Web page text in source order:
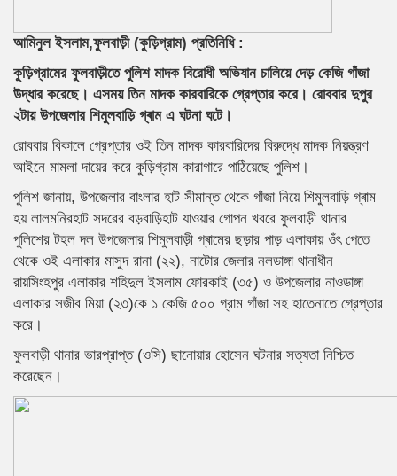
আমিনুল ইসলাম,ফুলবাড়ী (কুড়িগ্রাম) প্রতিনিধি :
কুড়িগ্রামের ফুলবাড়ীতে পুলিশ মাদক বিরোধী অভিযান চালিয়ে দেড় কেজি গাঁজা
উদ্ধার করেছে। এসময় তিন মাদক কারবারিকে গ্রেপ্তার করে। রোববার দুপুর
২টায় উপজেলার শিমুলবাড়ি গ্ৰাম এ ঘটনা ঘটে।
রোববার বিকালে গ্রেপ্তার ওই তিন মাদক কারবারিদের বিরুদ্ধে মাদক নিয়ন্ত্রণ
আইনে মামলা দায়ের করে কুড়িগ্রাম কারাগারে পাঠিয়েছে পুলিশ।
পুলিশ জানায়, উপজেলার বাংলার হাট সীমান্ত থেকে গাঁজা নিয়ে শিমুলবাড়ি গ্ৰাম
হয় লালমনিরহাট সদরের বড়বাড়িহাট যাওয়ার গোপন খবরে ফুলবাড়ী থানার
পুলিশের টহল দল উপজেলার শিমুলবাড়ী গ্ৰামের ছড়ার পাড় এলাকায় ওঁৎ পেতে
থেকে ওই এলাকার মাসুদ রানা (২২), নাটোর জেলার নলডাঙ্গা থানাধীন
রায়সিংহপুর এলাকার শহিদুল ইসলাম ফোরকাই (৩৫) ও উপজেলার নাওডাঙ্গা
এলাকার সজীব মিয়া (২৩)কে ১ কেজি ৫০০ গ্রাম গাঁজা সহ হাতেনাতে গ্রেপ্তার
করে।
ফুলবাড়ী থানার ভারপ্রাপ্ত (ওসি) ছানোয়ার হোসেন ঘটনার সত্যতা নিশ্চিত
করেছেন।